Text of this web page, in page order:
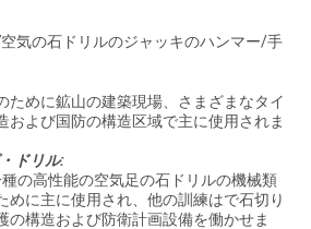
気の石ドリルのジャッキのハンマー/手
ために鉱山の建築現場、さまざまなタイ
および国防の構造区域で主に使用されま
ドリル:
の高性能の空気足の石ドリルの機械類
めに主に使用され、他の訓練はで石切り
の構造および防衛計画設備を働かせま